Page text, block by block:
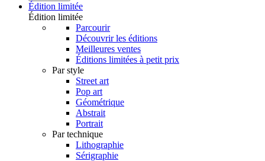
Édition limitée
Édition limitée
Parcourir
Découvrir les éditions
Meilleures ventes
Éditions limitées à petit prix
Par style
Street art
Pop art
Géométrique
Abstrait
Portrait
Par technique
Lithographie
Sérigraphie